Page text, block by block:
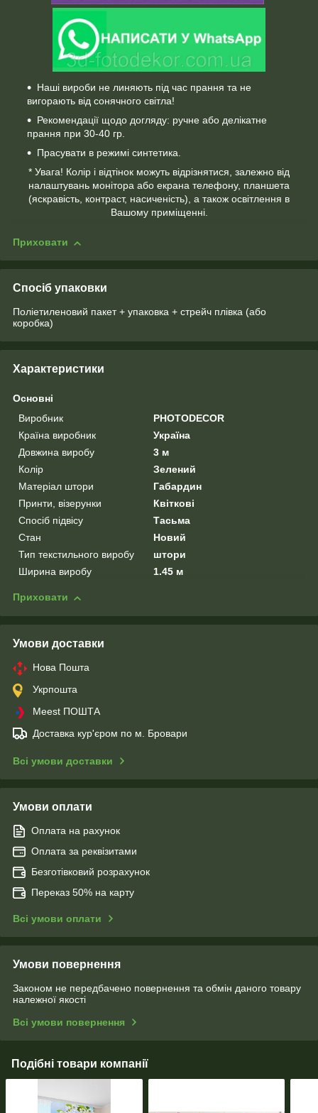
Наші вироби не линяють під час прання та не
вигорають від сонячного світла!
Рекомендації щодо догляду: ручне або делікатне
прання при 30-40 гр.
Прасувати в режимі синтетика.
* Увага! Колір і відтінок можуть відрізнятися, залежно від
налаштувань монітора або екрана телефону, планшета
(яскравість, контраст, насиченість), а також освітлення в
Вашому приміщенні.
Приховати
Спосіб упаковки
Поліетиленовий пакет + упаковка + стрейч плівка (або
коробка)
Характеристики
Основні
Виробник
PHOTODECOR
Країна виробник
Україна
Довжина виробу
3 м
Колір
Зелений
Матеріал штори
Габардин
Принти, візерунки
Квіткові
Спосіб підвісу
Тасьма
Стан
Новий
Тип текстильного виробу
штори
Ширина виробу
1.45 м
Приховати
Умови доставки
Нова Пошта
Укрпошта
Meest ПОШТА
Доставка кур'єром по м. Бровари
Всі умови доставки
Умови оплати
Оплата на рахунок
Оплата за реквізитами
Безготівковий розрахунок
Переказ 50% на карту
Всі умови оплати
Умови повернення
Законом не передбачено повернення та обмін даного товару
належної якості
Всі умови повернення
Подібні товари компанії